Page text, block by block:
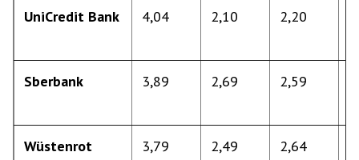
UniCredit Bank 4,04 2,10 2,20
Sberbank 3,89 2,69 2,59
Wüstenrot 3,79 2,49 2,64